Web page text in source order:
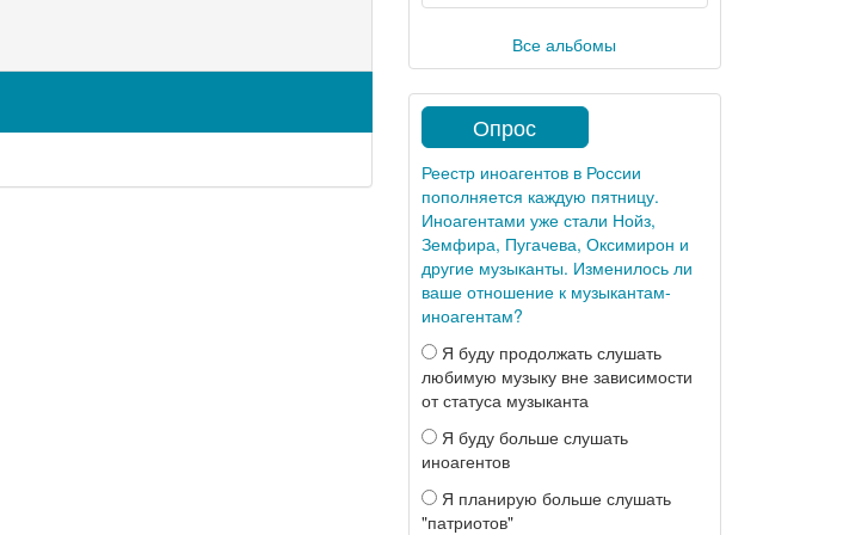
Все альбомы
Опрос
Реестр иноагентов в России
пополняется каждую пятницу.
Иноагентами уже стали Нойз,
Земфира, Пугачева, Оксимирон и
другие музыканты. Изменилось ли
ваше отношение к музыкантам-
иноагентам?
Я буду продолжать слушать
любимую музыку вне зависимости
от статуса музыканта
Я буду больше слушать
иноагентов
Я планирую больше слушать
"патриотов"